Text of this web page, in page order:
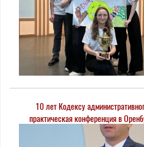
10 лет Кодексу
практическая конференция в